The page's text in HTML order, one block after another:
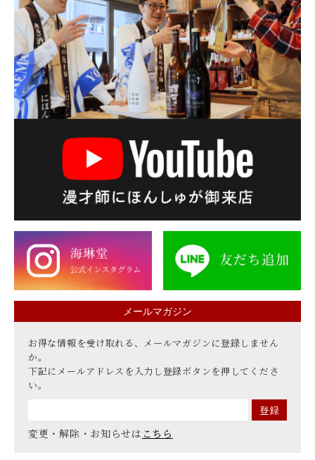
メールマガジン
お得な情報を受け取れる、メールマガジンに登録しません
か。
下記にメールアドレスを入力し登録ボタンを押してくださ
い。
変更・解除・お知らせは こちら